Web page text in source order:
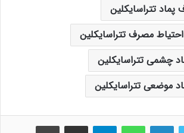
تتراسایکلین
مصرف تتراسایکلین
چشمی تتراسایکلین
موضعی تتراسایکلین
لینکدین واتس آپ اشتراک گذاری از طریق ایمیل